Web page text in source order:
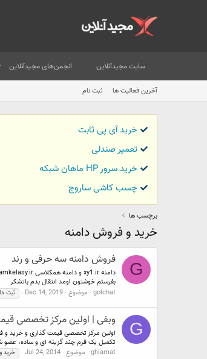
سایت مجیدآنلاین انجمن‌های مجیدآنلاین
آخرین فعالیت ها ثبت نام
خرید آی پی ثابت
تعمیر صندلی
خرید سرور HP ماهان شبکه
چسب کاشی ساروج
برچسب ها
خرید و فروش دامنه
G
فروش دامنه سه حرفی و رند
بفرستم خوشتون اومد انتقال بدم باتشکر
golchat موضوع Dec 14, 2019 ثبت
G وبفی | اولین مرکز تخصصی
اولین مرکز تخصصی قیمت گذاری و خرید و
تکمیل یک فرم چند گزینه ای و ساده،
ghiamat موضوع Jul 24, 2014 خرید و